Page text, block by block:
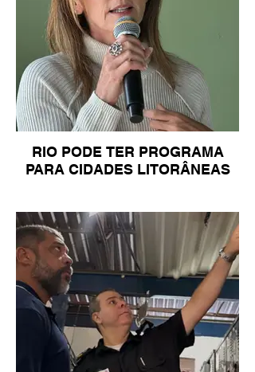
RIO PODE TER PROGRAMA
PARA CIDADES LITORÂNEAS